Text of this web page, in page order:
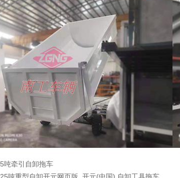
5吨牵引自卸拖车